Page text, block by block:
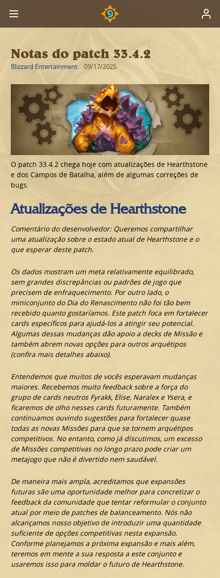
Notas do patch 33.4.2
Blizzard Entertainment 09/17/2025
O patch 33.4.2 chega hoje com atualizações de Hearthstone
e dos Campos de Batalha, além de algumas correções de
bugs.
Atualizações de Hearthstone
Comentário do desenvolvedor: Queremos compartilhar
uma atualização sobre o estado atual de Hearthstone e o
que esperar deste patch.
Os dados mostram um meta relativamente equilibrado,
sem grandes discrepâncias ou padrões de jogo que
precisem de enfraquecimento. Por outro lado, o
miniconjunto do Dia do Renascimento não foi tão bem
recebido quanto gostaríamos. Este patch foca em fortalecer
cards específicos para ajudá-los a atingir seu potencial.
Algumas dessas mudanças dão apoio a decks de Missão e
também abrem novas opções para outros arquétipos
(confira mais detalhes abaixo).
Entendemos que muitos de vocês esperavam mudanças
maiores. Recebemos muito feedback sobre a força do
grupo de cards neutros Fyrakk, Elise, Naralex e Ysera, e
ficaremos de olho nesses cards futuramente. Também
continuamos ouvindo sugestões para fortalecer quase
todas as novas Missões para que se tornem arquétipos
competitivos. No entanto, como já discutimos, um excesso
de Missões competitivas no longo prazo pode criar um
metajogo que não é divertido nem saudável.
De maneira mais ampla, acreditamos que expansões
futuras são uma oportunidade melhor para concretizar o
feedback da comunidade que tentar reformular o conjunto
atual por meio de patches de balanceamento. Nós não
alcançamos nosso objetivo de introduzir uma quantidade
suficiente de opções competitivas nesta expansão.
Conforme planejamos a próxima expansão e mais além,
teremos em mente a sua resposta a este conjunto e
usaremos isso para moldar o futuro de Hearthstone.